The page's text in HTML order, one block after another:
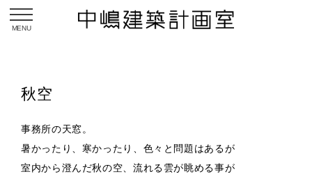
秋空
事務所の天窓。
暑かったり、寒かったり、色々と問題はあるが
室内から澄んだ秋の空、流れる雲が眺める事が
toggle navigation